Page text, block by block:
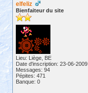
elfeliz
Bienfaiteur du site
Lieu: Liège, BE
Date d'inscription: 23-06-2009
Messages: 94
Pépites: 471
Banque: 0